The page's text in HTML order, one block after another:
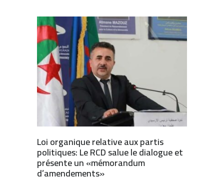
Loi organique relative aux partis
politiques: Le RCD salue le dialogue et
présente un «mémorandum
d’amendements»